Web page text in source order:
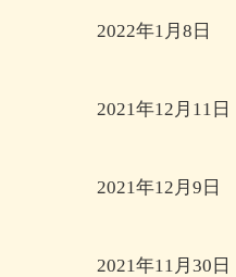
2022年1月8日
2021年12月11日
2021年12月9日
2021年11月30日